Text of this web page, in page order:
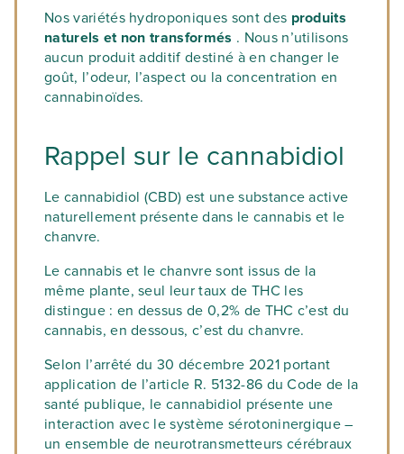
Nos variétés hydroponiques sont des produits
naturels et non transformés . Nous n’utilisons
aucun produit additif destiné à en changer le
goût, l’odeur, l’aspect ou la concentration en
cannabinoïdes.
Rappel sur le cannabidiol
Le cannabidiol (CBD) est une substance active
naturellement présente dans le cannabis et le
chanvre.
Le cannabis et le chanvre sont issus de la
même plante, seul leur taux de THC les
distingue : en dessus de 0,2% de THC c’est du
cannabis, en dessous, c’est du chanvre.
Selon l’arrêté du 30 décembre 2021 portant
application de l’article R. 5132-86 du Code de la
santé publique, le cannabidiol présente une
interaction avec le système sérotoninergique –
un ensemble de neurotransmetteurs cérébraux